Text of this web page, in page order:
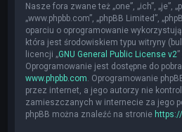
Nasze fora zwane też „one”, „ich”, „je”,
„www.phpbb.com”, „phpBB Limited”,
oparciu o oprogramowanie
która jest środowiskiem typu witryny
licencji „GNU General Public License v2
Oprogramowanie jest dostępne do
www.phpbb.com . Oprogramowanie
przez internet, a jego autorzy nie
zamieszczanych w internecie za jego
phpBB można znaleźć na stronie